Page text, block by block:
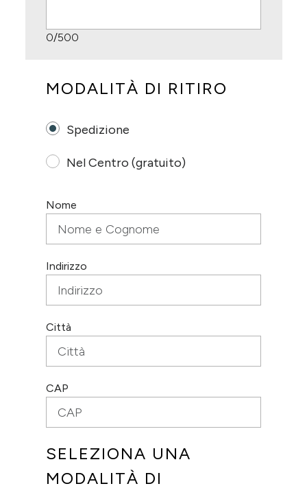
0/500
MODALITÀ DI RITIRO
Spedizione
Nel Centro (gratuito)
Nome
Indirizzo
Città
CAP
SELEZIONA UNA
MODALITÀ DI